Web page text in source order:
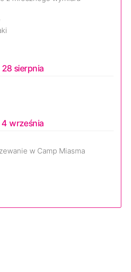
28 sierpnia
4 września
w Camp Miasma